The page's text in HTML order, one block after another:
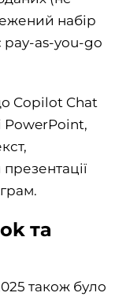
набір
pay-as-you-go
Copilot Chat
PowerPoint,
та
також було